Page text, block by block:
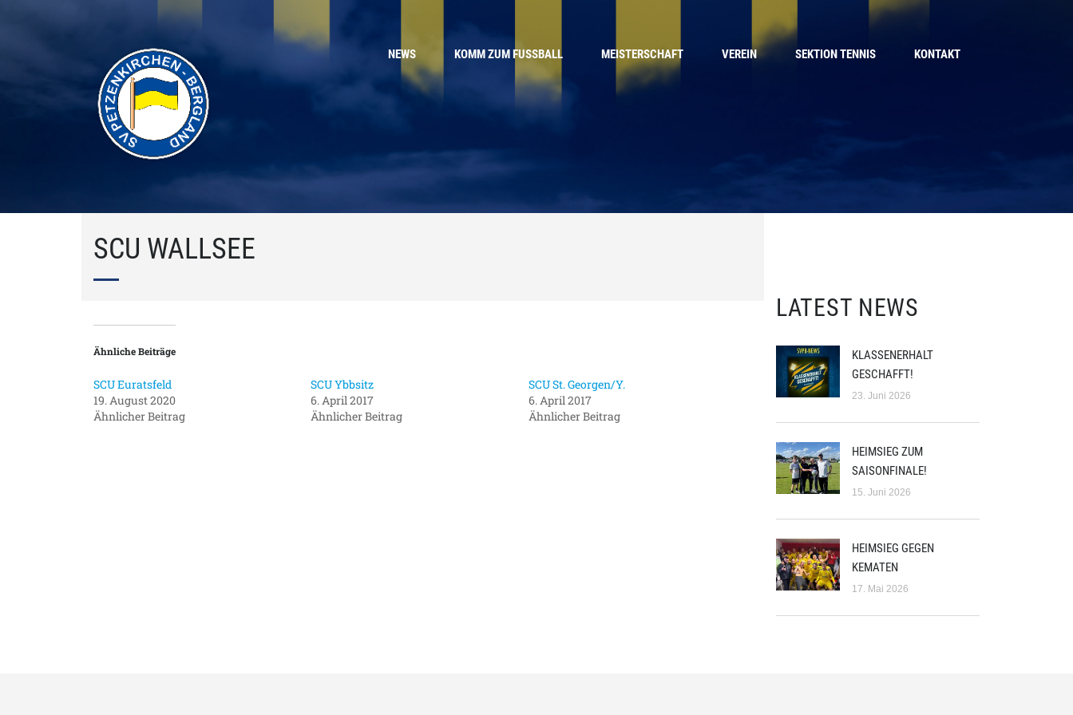
NEWS KOMM ZUM FUSSBALL MEISTERSCHAFT VEREIN SEKTION TENNIS KONTAKT
SCU WALLSEE
Ähnliche Beiträge
SCU Euratsfeld
19. August 2020
Ähnlicher Beitrag
SCU Ybbsitz
6. April 2017
Ähnlicher Beitrag
SCU St. Georgen/Y.
6. April 2017
Ähnlicher Beitrag
LATEST NEWS
23. Juni 2026
KLASSENERHALT
GESCHAFFT!
15. Juni 2026
HEIMSIEG ZUM
SAISONFINALE!
17. Mai 2026
HEIMSIEG GEGEN
KEMATEN